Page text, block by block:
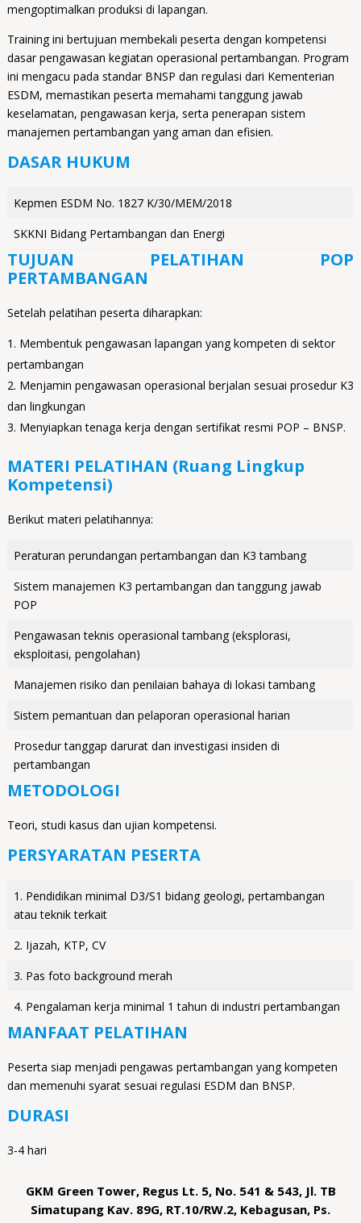
mengoptimalkan produksi di lapangan.
Training ini bertujuan membekali peserta dengan kompetensi
dasar pengawasan kegiatan operasional pertambangan. Program
ini mengacu pada standar BNSP dan regulasi dari Kementerian
ESDM, memastikan peserta memahami tanggung jawab
keselamatan, pengawasan kerja, serta penerapan sistem
manajemen pertambangan yang aman dan efisien.
DASAR HUKUM
Kepmen ESDM No. 1827 K/30/MEM/2018
SKKNI Bidang Pertambangan dan Energi
TUJUAN PELATIHAN POP
PERTAMBANGAN
Setelah pelatihan peserta diharapkan:
Membentuk pengawasan lapangan yang kompeten di sektor
pertambangan
Menjamin pengawasan operasional berjalan sesuai prosedur K3
dan lingkungan
Menyiapkan tenaga kerja dengan sertifikat resmi POP – BNSP.
MATERI PELATIHAN (Ruang Lingkup
Kompetensi)
Berikut materi pelatihannya:
Peraturan perundangan pertambangan dan K3 tambang
Sistem manajemen K3 pertambangan dan tanggung jawab
POP
Pengawasan teknis operasional tambang (eksplorasi,
eksploitasi, pengolahan)
Manajemen risiko dan penilaian bahaya di lokasi tambang
Sistem pemantuan dan pelaporan operasional harian
Prosedur tanggap darurat dan investigasi insiden di
pertambangan
METODOLOGI
Teori, studi kasus dan ujian kompetensi.
PERSYARATAN PESERTA
1. Pendidikan minimal D3/S1 bidang geologi, pertambangan
atau teknik terkait
2. Ijazah, KTP, CV
3. Pas foto background merah
4. Pengalaman kerja minimal 1 tahun di industri pertambangan
MANFAAT PELATIHAN
Peserta siap menjadi pengawas pertambangan yang kompeten
dan memenuhi syarat sesuai regulasi ESDM dan BNSP.
DURASI
3-4 hari
GKM Green Tower, Regus Lt. 5, No. 541 & 543, Jl. TB
Simatupang Kav. 89G, RT.10/RW.2, Kebagusan, Ps.